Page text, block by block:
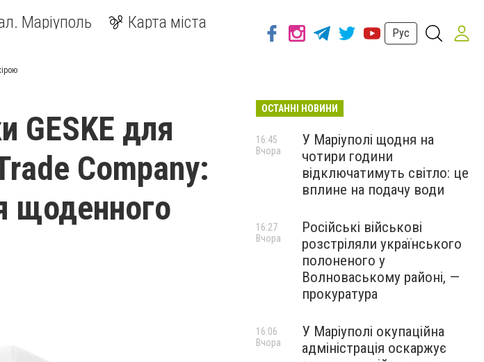
Маріуполь Карта міста
Рус
GESKE для
Company:
щоденного
ОСТАННІ НОВИНИ
У Маріуполі щодня на
чотири години
відключатимуть світло: це
вплине на подачу води
16:45
Вчора
Російські військові
розстріляли українського
полоненого у
Волноваському районі, —
прокуратура
16:27
Вчора
У Маріуполі окупаційна
адміністрація оскаржує
16:06
Вчора